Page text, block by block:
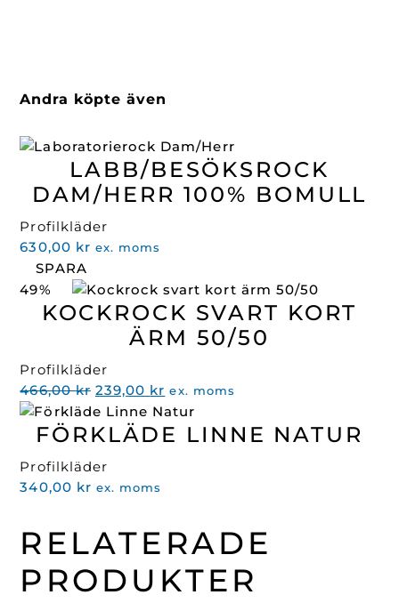
Andra köpte även
LABB/BESÖKSROCK
DAM/HERR 100% BOMULL
Profilkläder
630,00 kr ex. moms
SPARA
49%
KOCKROCK SVART KORT
ÄRM 50/50
Profilkläder
466,00kr Det
ursprungliga
priset
466,00 kr.
239,00 kr Det
nuvarande
priset
ex. moms
FÖRKLÄDE LINNE NATUR
Profilkläder
340,00 kr ex. moms
RELATERADE
PRODUKTER